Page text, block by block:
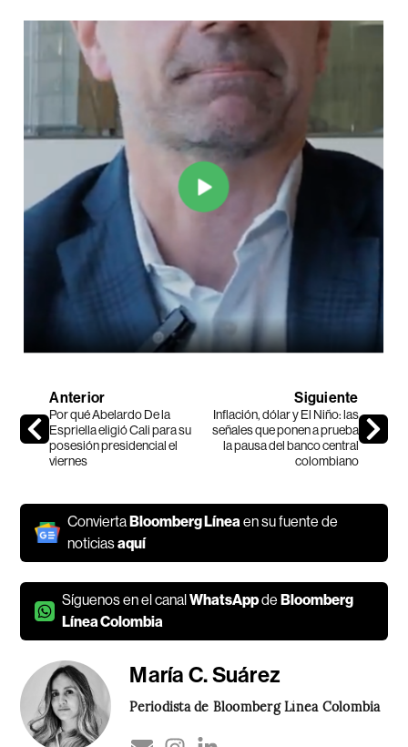
Anterior
Por qué Abelardo De la
Espriella eligió Cali para su
posesión presidencial el
viernes
Siguiente
Inflación, dólar y El Niño: las
señales que ponen a prueba
la pausa del banco central
colombiano
ConviertaBloomberg Línea en su fuente de
noticiasaquí
Síguenos en el canalWhatsAppdeBloomberg
Línea Colombia
María C. Suárez
Periodista de Bloomberg Línea Colombia